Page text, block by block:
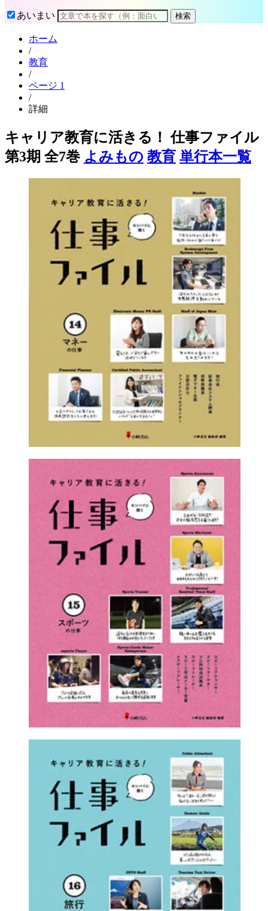
あいまい 検索
ホーム
/
教育
/
ページ 1
/
詳細
キャリア教育に活きる！ 仕事ファイル
第3期 全7巻 よみもの 教育 単行本一覧